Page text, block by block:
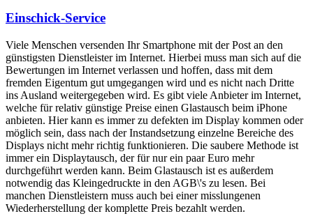
Einschick-Service
Viele Menschen versenden Ihr Smartphone mit der Post an den
günstigsten Dienstleister im Internet. Hierbei muss man sich auf die
Bewertungen im Internet verlassen und hoffen, dass mit dem
fremden Eigentum gut umgegangen wird und es nicht nach Dritte
ins Ausland weitergegeben wird. Es gibt viele Anbieter im Internet,
welche für relativ günstige Preise einen Glastausch beim iPhone
anbieten. Hier kann es immer zu defekten im Display kommen oder
möglich sein, dass nach der Instandsetzung einzelne Bereiche des
Displays nicht mehr richtig funktionieren. Die saubere Methode ist
immer ein Displaytausch, der für nur ein paar Euro mehr
durchgeführt werden kann. Beim Glastausch ist es außerdem
notwendig das Kleingedruckte in den AGB\'s zu lesen. Bei
manchen Dienstleistern muss auch bei einer misslungenen
Wiederherstellung der komplette Preis bezahlt werden.